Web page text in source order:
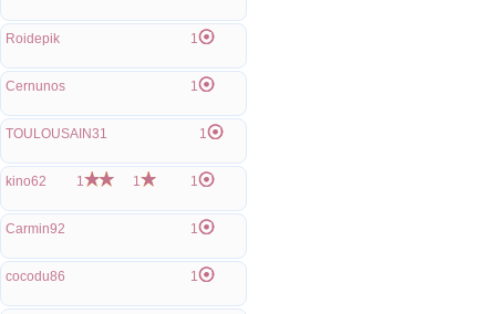
Roidepik 1
Cernunos 1
TOULOUSAIN31 1
kino62 1 1 1
Carmin92 1
cocodu86 1